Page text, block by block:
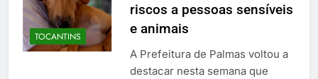
TOCANTINS
riscos a pessoas sensíveis
e animais
A Prefeitura de Palmas voltou a
destacar nesta semana que